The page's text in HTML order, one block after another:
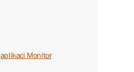
aplikaci Monitor